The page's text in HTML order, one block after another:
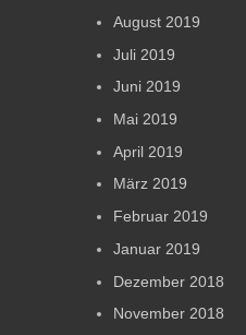
August 2019
Juli 2019
Juni 2019
Mai 2019
April 2019
März 2019
Februar 2019
Januar 2019
Dezember 2018
November 2018